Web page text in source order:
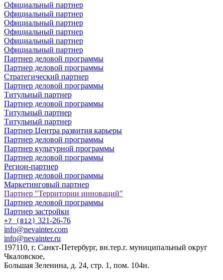
Официальный партнер
Официальный партнер
Официальный партнер
Официальный партнер
Официальный партнер
Официальный партнер
Партнер деловой программы
Партнер деловой программы
Стратегический партнер
Партнер деловой программы
Титульный партнер
Партнер деловой программы
Титульный партнер
Титульный партнер
Партнер Центра развития карьеры
Партнер деловой программы
Партнер культурной программы
Партнер деловой программы
Регион-партнер
Партнер деловой программы
Маркетинговый партнер
Партнер "Территории инноваций"
Партнер деловой программы
Партнер застройки
+7 (812) 321-26-76
info@nevainter.com
info@nevainter.ru
197110, г. Санкт-Петербург, вн.тер.г. муниципальный округ
Чкаловское,
Большая Зеленина, д. 24, стр. 1, пом. 104н.